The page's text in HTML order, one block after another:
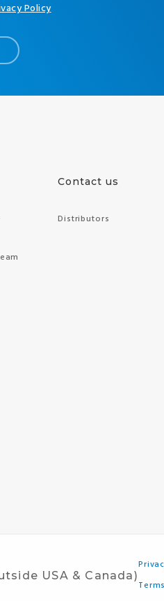
Policy
Contact us
Distributors
USA & Canada)